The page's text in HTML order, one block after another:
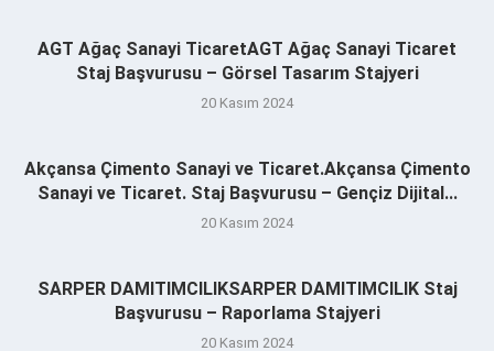
AGT Ağaç Sanayi TicaretAGT Ağaç Sanayi Ticaret
Staj Başvurusu – Görsel Tasarım Stajyeri
20 Kasım 2024
Akçansa Çimento Sanayi ve Ticaret.Akçansa Çimento
Sanayi ve Ticaret. Staj Başvurusu – Gençiz Dijital...
20 Kasım 2024
SARPER DAMITIMCILIKSARPER DAMITIMCILIK Staj
Başvurusu – Raporlama Stajyeri
20 Kasım 2024